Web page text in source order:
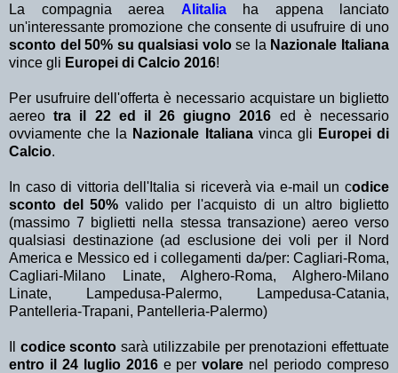
La compagnia aerea Alitalia
ha appena lanciato
un'interessante promozione che consente di usufruire di uno
sconto del 50% su qualsiasi volose la Nazionale Italiana
vince gli Europei di Calcio 2016!
Per usufruire dell'offerta è necessario acquistare un biglietto
aereo tra il 22 ed il 26 giugno 2016 ed è necessario
ovviamente che la Nazionale Italianavinca gli Europei di
Calcio.
In caso di vittoria dell'Italia si riceverà via e-mail un codice
sconto del 50% valido per l'acquisto di un altro biglietto
(massimo 7 biglietti nella stessa transazione) aereo verso
qualsiasi destinazione (ad esclusione dei voli per il Nord
America e Messico ed i collegamenti da/per: Cagliari-Roma,
Cagliari-Milano Linate, Alghero-Roma, Alghero-Milano
Linate, Lampedusa-Palermo, Lampedusa-Catania,
Pantelleria-Trapani, Pantelleria-Palermo)
codice scontosarà utilizzabile per prenotazioni effettuate
entro il 24 luglio 2016e pervolare nel periodo compreso